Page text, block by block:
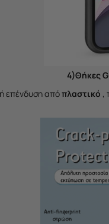
4)Θήκες
επένδυση απόπλαστικό ,